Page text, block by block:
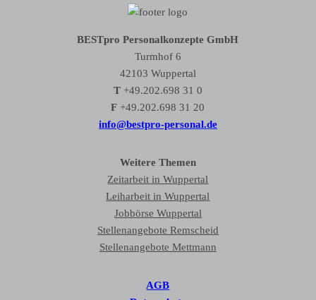
BESTpro Personalkonzepte GmbH
Turmhof 6
42103 Wuppertal
T+49.202.698 31 0
F +49.202.698 31 20
info@bestpro-personal.de
Weitere Themen
Zeitarbeit in Wuppertal
Leiharbeit in Wuppertal
Jobbörse Wuppertal
Stellenangebote Remscheid
Stellenangebote Mettmann
AGB